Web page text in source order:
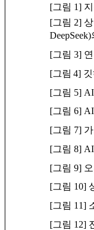
[그림 1]
[그림 2]
[그림 3]
[그림 4]
[그림 5]
[그림 6]
[그림 7]
[그림 8]
[그림 9]
[그림 10]
[그림 11]
[그림 12]